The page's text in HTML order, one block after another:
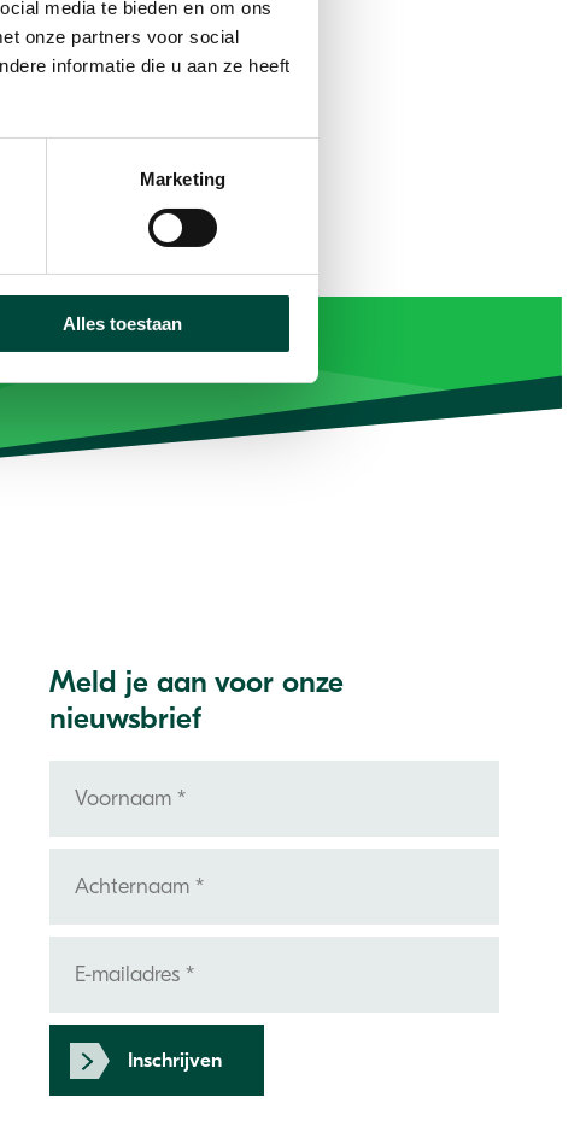
media te bieden en om ons
onze partners voor social
informatie die u aan ze heeft
Marketing
Alles toestaan
werd erg gewaardeerd
te bouwen.”
Meld je aan voor onze
nieuwsbrief
Inschrijven